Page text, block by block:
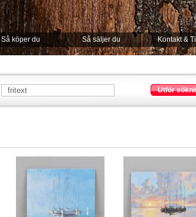
Så köper du Så säljer du Kontakt &
Utför